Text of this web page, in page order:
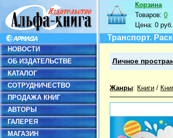
НОВОСТИ
ОБ ИЗДАТЕЛЬСТВЕ
КАТАЛОГ
СОТРУДНИЧЕСТВО
ПРОДАЖА КНИГ
АВТОРЫ
ГАЛЕРЕЯ
МАГАЗИН
Корзина
Товаров:0
Цена:0 руб.
Транспорт.
Личное
Жанры: Книги /